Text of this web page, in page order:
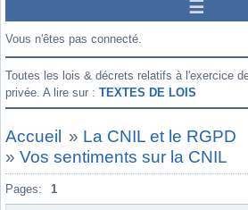
Vous n'êtes pas connecté.
Toutes les lois & décrets relatifs à l'exercice
privée. A lire sur : TEXTES DE LOIS
Accueil » La CNIL et le RGPD
» Vos sentiments sur la CNIL
Pages: 1